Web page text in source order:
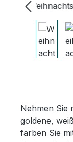
Nehmen Sie
goldene,
färben Sie